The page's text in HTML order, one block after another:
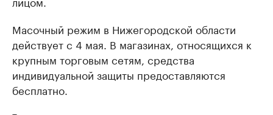
Масочный режим в Нижегородской области
действует с 4 мая. В магазинах, относящихся к
крупным торговым сетям, средства
индивидуальной защиты предоставляются
бесплатно.